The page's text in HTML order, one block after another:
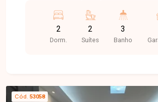
farmácias e diversos serviços,
praticidade, conforto e qualidade de
Apartamento disponível para locação
lavabo, cozinha completa com
2
Dorm.
2
Suítes
3
Banho
Cód. 53058